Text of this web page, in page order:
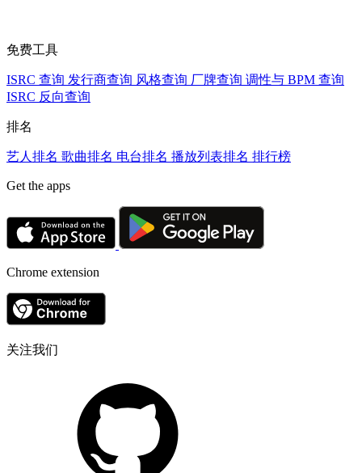
免费工具
ISRC 查询 发行商查询 风格查询 厂牌查询 调性与 BPM 查询
ISRC 反向查询
排名
艺人排名 歌曲排名 电台排名 播放列表排名 排行榜
Get the apps
Chrome extension
关注我们